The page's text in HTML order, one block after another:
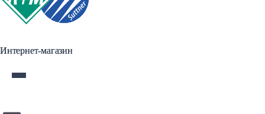
Интернет-магазин
Интернет-магазин